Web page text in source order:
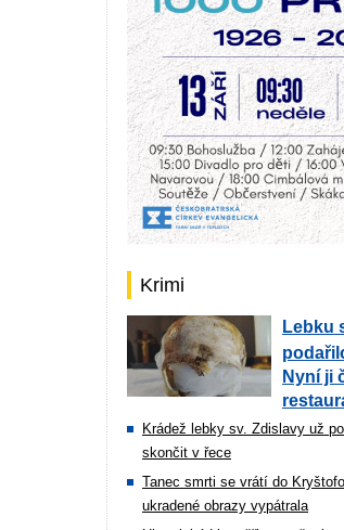
Krimi
Lebku
Nyní ji
Krádež lebky sv. Zdislavy už
skončit v řece
Tanec smrti se vrátí do
ukradené obrazy vypátrala